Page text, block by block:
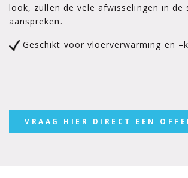
look, zullen de vele afwisselingen in de
aanspreken.
Geschikt voor vloerverwarming en
VRAAG HIER DIRECT EEN